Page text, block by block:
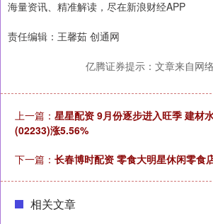
海量资讯、精准解读，尽在新浪财经APP
责任编辑：王馨茹 创通网
亿腾证券提示：文章来自网
上一篇： 星星配资 9月份逐步进入旺季 建材
(02233)涨5.56%
下一篇： 长春博时配资 零食大明星休闲零食
相关文章